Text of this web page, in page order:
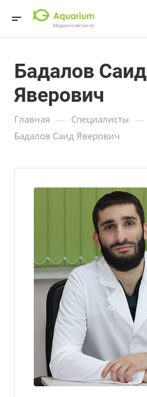
Бадалов Саид
Яверович
Главная — Специалисты —
Бадалов Саид Яверович